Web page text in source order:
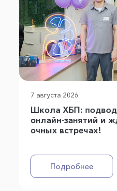
7 августа 2026
Школа ХБП:
онлайн-занятий и
очных встречах!
Подробнее